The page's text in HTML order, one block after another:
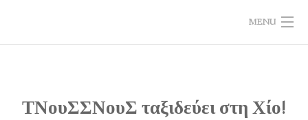
MENU
ΔΡΑΣΤΗΡΙΟΤΗΤΕΣ
ΤΝουΣΣΝουΣ ταξιδεύει στη Χίο!